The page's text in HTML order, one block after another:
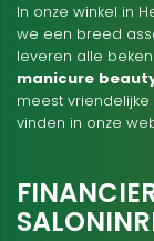
In onze winkel in
we een breed
leveren alle
manicure
meest
vinden in onze